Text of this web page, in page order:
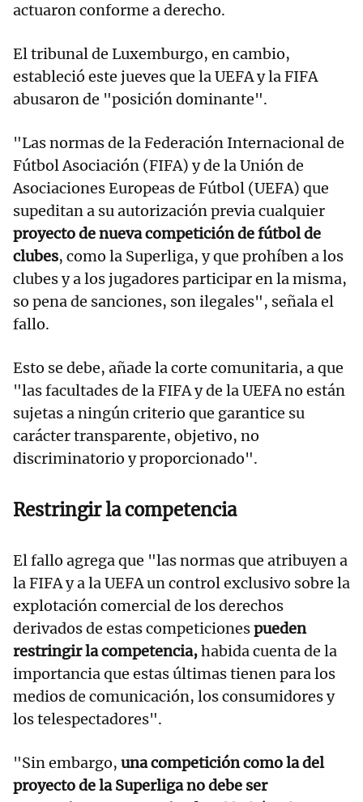
actuaron conforme a derecho.
El tribunal de Luxemburgo, en cambio,
estableció este jueves que la UEFA y la FIFA
abusaron de "posición dominante".
"Las normas de la Federación Internacional de
Fútbol Asociación (FIFA) y de la Unión de
Asociaciones Europeas de Fútbol (UEFA) que
supeditan a su autorización previa cualquier
proyecto de nueva competición de fútbol de
clubes, como la Superliga, y que prohíben a los
clubes y a los jugadores participar en la misma,
so pena de sanciones, son ilegales", señala el
fallo.
Esto se debe, añade la corte comunitaria, a que
"las facultades de la FIFA y de la UEFA no están
sujetas a ningún criterio que garantice su
carácter transparente, objetivo, no
discriminatorio y proporcionado".
Restringir la competencia
El fallo agrega que "las normas que atribuyen a
la FIFA y a la UEFA un control exclusivo sobre la
explotación comercial de los derechos
derivados de estas competicionespueden
restringir la competencia,habida cuenta de la
importancia que estas últimas tienen para los
medios de comunicación, los consumidores y
los telespectadores".
"Sin embargo, una competición como la del
proyecto de la Superliga no debe ser